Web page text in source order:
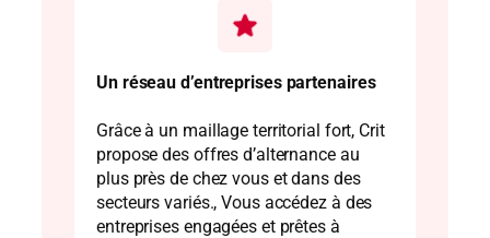
Un réseau d’entreprises partenaires
Grâce à un maillage territorial fort, Crit
propose des offres d’alternance au
plus près de chez vous et dans des
secteurs variés., Vous accédez à des
entreprises engagées et prêtes à